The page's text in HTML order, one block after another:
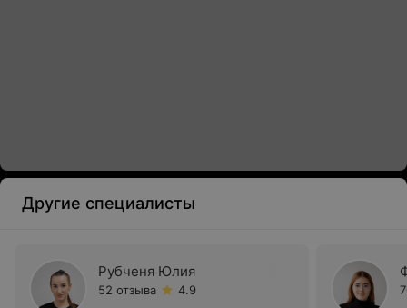
Другие специалисты
Рубченя Юлия
52 отзыва 4.9